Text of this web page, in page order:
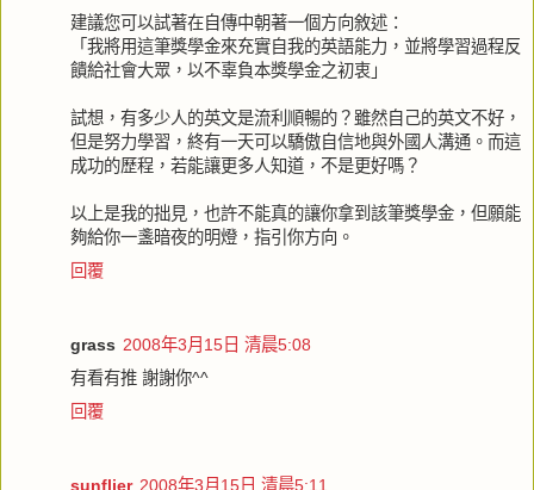
建議您可以試著在自傳中朝著一個方向敘述：
「我將用這筆獎學金來充實自我的英語能力，並將學習過程反
饋給社會大眾，以不辜負本獎學金之初衷」
試想，有多少人的英文是流利順暢的？雖然自己的英文不好，
但是努力學習，終有一天可以驕傲自信地與外國人溝通。而這
成功的歷程，若能讓更多人知道，不是更好嗎？
以上是我的拙見，也許不能真的讓你拿到該筆獎學金，但願能
夠給你一盞暗夜的明燈，指引你方向。
回覆
grass 2008年3月15日 清晨5:08
有看有推 謝謝你^^
回覆
sunflier 2008年3月15日 清晨5:11